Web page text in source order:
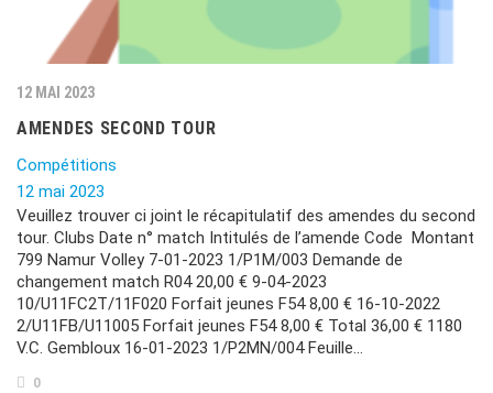
12 MAI 2023
AMENDES SECOND TOUR
Compétitions
12 mai 2023
Veuillez trouver ci joint le récapitulatif des amendes du second
tour. Clubs Date n° match Intitulés de l’amende Code Montant
799 Namur Volley 7-01-2023 1/P1M/003 Demande de
changement match R04 20,00 € 9-04-2023
10/U11FC2T/11F020 Forfait jeunes F54 8,00 € 16-10-2022
2/U11FB/U11005 Forfait jeunes F54 8,00 € Total 36,00 € 1180
V.C. Gembloux 16-01-2023 1/P2MN/004 Feuille…
0